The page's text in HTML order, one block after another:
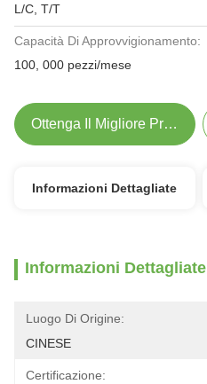
L/C, T/T
Capacità Di Approvvigionamento:
100, 000 pezzi/mese
Ottenga Il Migliore Prezzo
Informazioni Dettagliate
Informazioni Dettagliate
Luogo Di Origine:
CINESE
Certificazione: